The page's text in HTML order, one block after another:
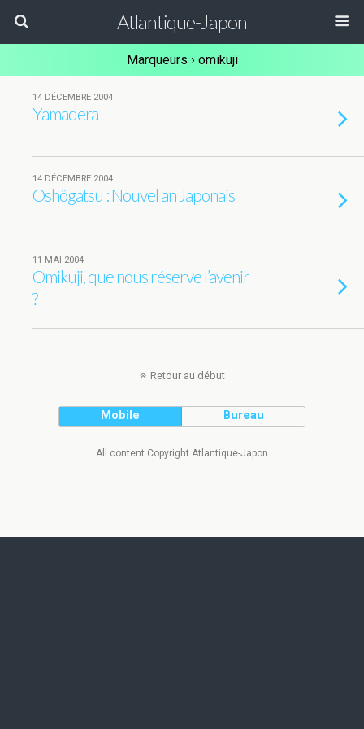
Atlantique-Japon
Marqueurs › omikuji
14 DÉCEMBRE 2004
Yamadera
14 DÉCEMBRE 2004
Oshôgatsu : Nouvel an Japonais
11 MAI 2004
Omikuji, que nous réserve l’avenir
?
Retour au début
Mobile Bureau
All content Copyright Atlantique-Japon